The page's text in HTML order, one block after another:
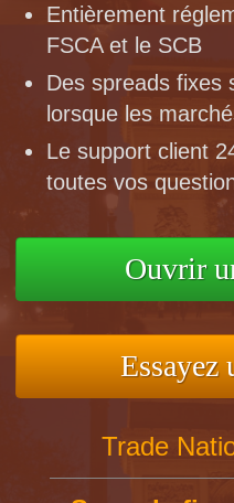
Entièrement
FSCA et le SCB
Des spreads fixes
lorsque les
Le support client
toutes vos
Ouvrir
Essayez
Trade